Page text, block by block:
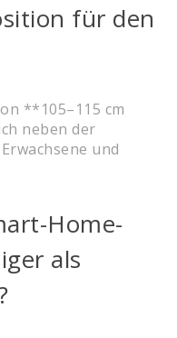
für den
**105–115 cm
neben der
und
Home-
als